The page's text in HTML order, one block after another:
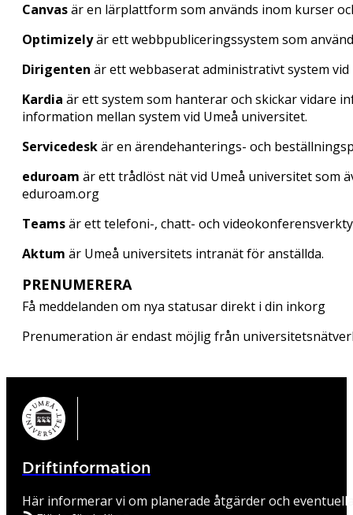
Canvasär en lärplattform som används inom kurser
Optimizelyär ett webbpubliceringssystem som
Dirigenten är ett webbaserat administrativt system
Kardia är ett system som hanterar och skickar vidare
information mellan system vid Umeå universitet.
Servicedeskär en ärendehanterings- och
eduroam är ett trådlöst nät vid Umeå universitet som
eduroam.org
Teamsär ett telefoni-, chatt- och
Aktum är Umeå universitets intranät för anställda.
PRENUMERERA
Få meddelanden om nya statusar direkt i din inkorg
Prenumeration är endast möjlig från
Driftinformation
Här informerar vi om planerade åtgärder och